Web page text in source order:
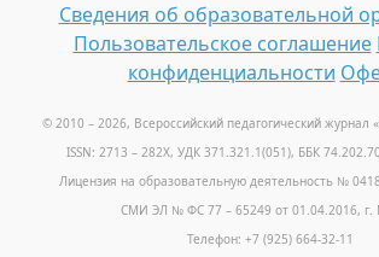
Сведения об образовательной
Пользовательское соглашение
конфиденциальности
© 2010 – 2026, Всероссийский педагогический журнал
ISSN: 2713 – 282X, УДК 371.321.1(051), ББК
Лицензия на образовательную деятельность №
СМИ ЭЛ № ФС 77 – 65249 от 01.04.2016, г.
Телефон: +7 (925) 664-32-11